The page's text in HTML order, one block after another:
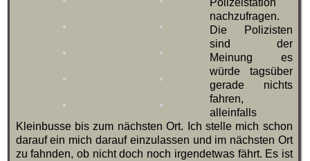
Polizeistation
nachzufragen.
Die Polizisten
sind der
Meinung es
würde tagsüber
gerade nichts
fahren,
alleinfalls
Kleinbusse bis zum nächsten Ort. Ich stelle mich schon
darauf ein mich darauf einzulassen und im nächsten Ort
zu fahnden, ob nicht doch noch irgendetwas fährt. Es ist